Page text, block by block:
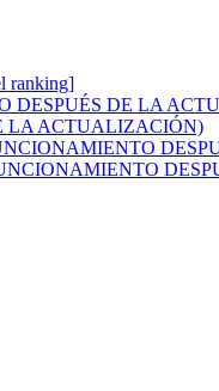
ranking]
DESPUÉS DE LA
LA ACTUALIZACIÓN)
FUNCIONAMIENTO
FUNCIONAMIENTO